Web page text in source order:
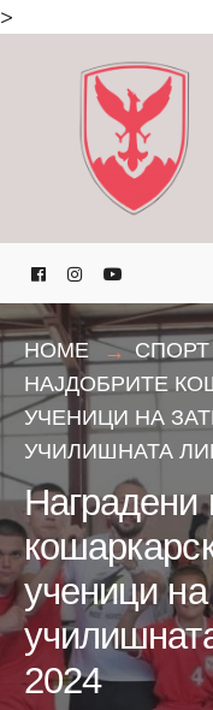
>
HOME
НАЈДОБРИТЕ
УЧЕНИЦИ НА
УЧИЛИШНАТА
Наградени
ученици
2024